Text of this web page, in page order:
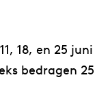
18, en 25 juni
bedragen 25